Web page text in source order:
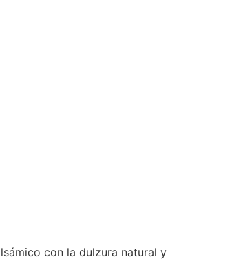
con la dulzura natural y